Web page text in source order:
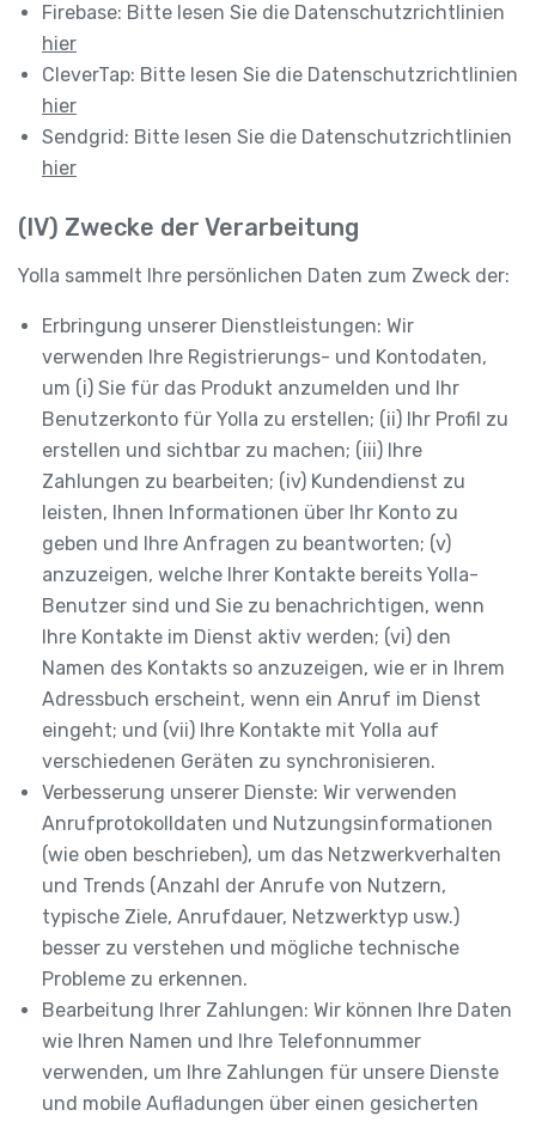
Firebase: Bitte lesen Sie die Datenschutzrichtlinien
hier
CleverTap: Bitte lesen Sie die Datenschutzrichtlinien
hier
Sendgrid: Bitte lesen Sie die Datenschutzrichtlinien
hier
(IV) Zwecke der Verarbeitung
Yolla sammelt Ihre persönlichen Daten zum Zweck der:
Erbringung unserer Dienstleistungen: Wir
verwenden Ihre Registrierungs- und Kontodaten,
um (i) Sie für das Produkt anzumelden und Ihr
Benutzerkonto für Yolla zu erstellen; (ii) Ihr Profil zu
erstellen und sichtbar zu machen; (iii) Ihre
Zahlungen zu bearbeiten; (iv) Kundendienst zu
leisten, Ihnen Informationen über Ihr Konto zu
geben und Ihre Anfragen zu beantworten; (v)
anzuzeigen, welche Ihrer Kontakte bereits Yolla-
Benutzer sind und Sie zu benachrichtigen, wenn
Ihre Kontakte im Dienst aktiv werden; (vi) den
Namen des Kontakts so anzuzeigen, wie er in Ihrem
Adressbuch erscheint, wenn ein Anruf im Dienst
eingeht; und (vii) Ihre Kontakte mit Yolla auf
verschiedenen Geräten zu synchronisieren.
Verbesserung unserer Dienste: Wir verwenden
Anrufprotokolldaten und Nutzungsinformationen
(wie oben beschrieben), um das Netzwerkverhalten
und Trends (Anzahl der Anrufe von Nutzern,
typische Ziele, Anrufdauer, Netzwerktyp usw.)
besser zu verstehen und mögliche technische
Probleme zu erkennen.
Bearbeitung Ihrer Zahlungen: Wir können Ihre Daten
wie Ihren Namen und Ihre Telefonnummer
verwenden, um Ihre Zahlungen für unsere Dienste
und mobile Aufladungen über einen gesicherten